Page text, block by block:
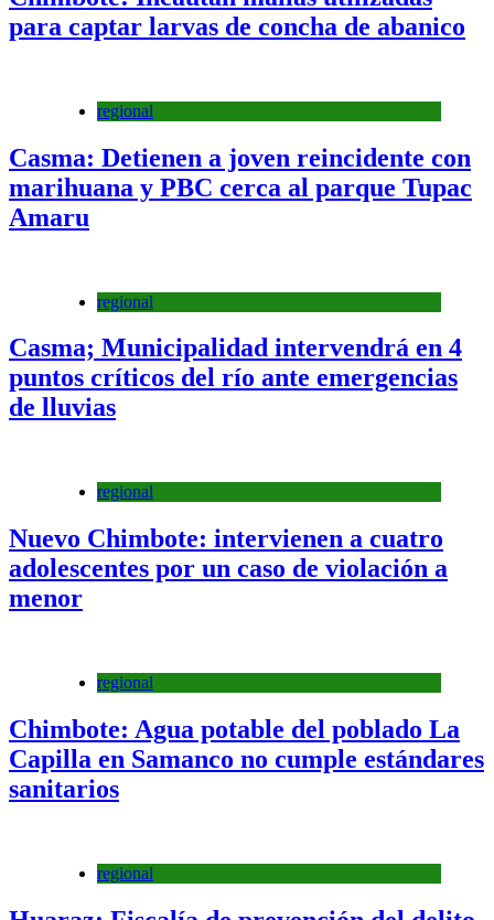
para captar larvas de concha de abanico
regional
Casma: Detienen a joven reincidente con
marihuana y PBC cerca al parque Tupac
Amaru
regional
Casma; Municipalidad intervendrá en 4
puntos críticos del río ante emergencias
de lluvias
regional
Nuevo Chimbote: intervienen a cuatro
adolescentes por un caso de violación a
menor
regional
Chimbote: Agua potable del poblado La
Capilla en Samanco no cumple estándares
sanitarios
regional